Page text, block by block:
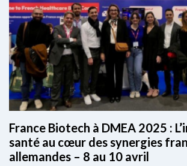
France Biotech à DMEA 2025 :
santé au cœur des synergies
allemandes – 8 au 10 avril